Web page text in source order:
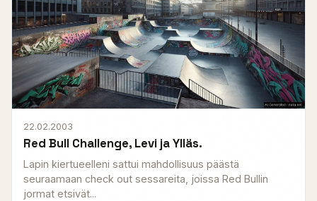
22.02.2003
Red Bull Challenge, Levi ja Ylläs.
Lapin kiertueelleni sattui mahdollisuus päästä
seuraamaan check out sessareita, joissa Red Bullin
jormat etsivät...